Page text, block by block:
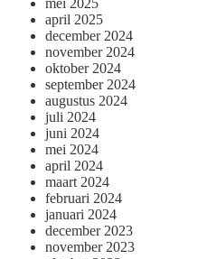
mei 2025
april 2025
december 2024
november 2024
oktober 2024
september 2024
augustus 2024
juli 2024
juni 2024
mei 2024
april 2024
maart 2024
februari 2024
januari 2024
december 2023
november 2023